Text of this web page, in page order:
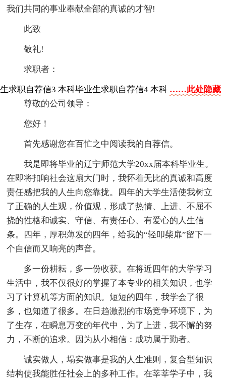
我们共同的事业奉献全部的真诚的才智!
此致
敬礼!
求职者：
生求职自荐信3
尊敬的公司领导：
您好！
首先感谢您在百忙之中阅读我的自荐信。
我是即将毕业的辽宁师范大学20xx届本科毕业生。
在即将扣响社会这扇大门时，我怀着无比的真诚和高度
责任感把我的人生向您靠拢。四年的大学生活使我树立
了正确的人生观，价值观，形成了热情、上进、不屈不
挠的性格和诚实、守信、有责任心、有爱心的人生信
条。四年，厚积薄发的四年，给我的“轻叩柴扉”留下一
个自信而又响亮的声音。
多一份耕耘，多一份收获。在将近四年的大学学习
生活中，我不仅很好的掌握了本专业的相关知识，也学
习了计算机等方面的知识。短短的四年，我学会了很
多，也知道了很多。在日趋激烈的市场竞争环境下，为
了生存，在瞬息万变的年代中，为了上进，我不懈的努
力，不断的追求。因为从小相信：成功属于勤者。
诚实做人，塌实做事是我的人生准则，复合型知识
结构使我能胜任社会上的多种工作。在莘莘学子中，我
本科毕业生求职自荐信4 本科 ……此处隐藏